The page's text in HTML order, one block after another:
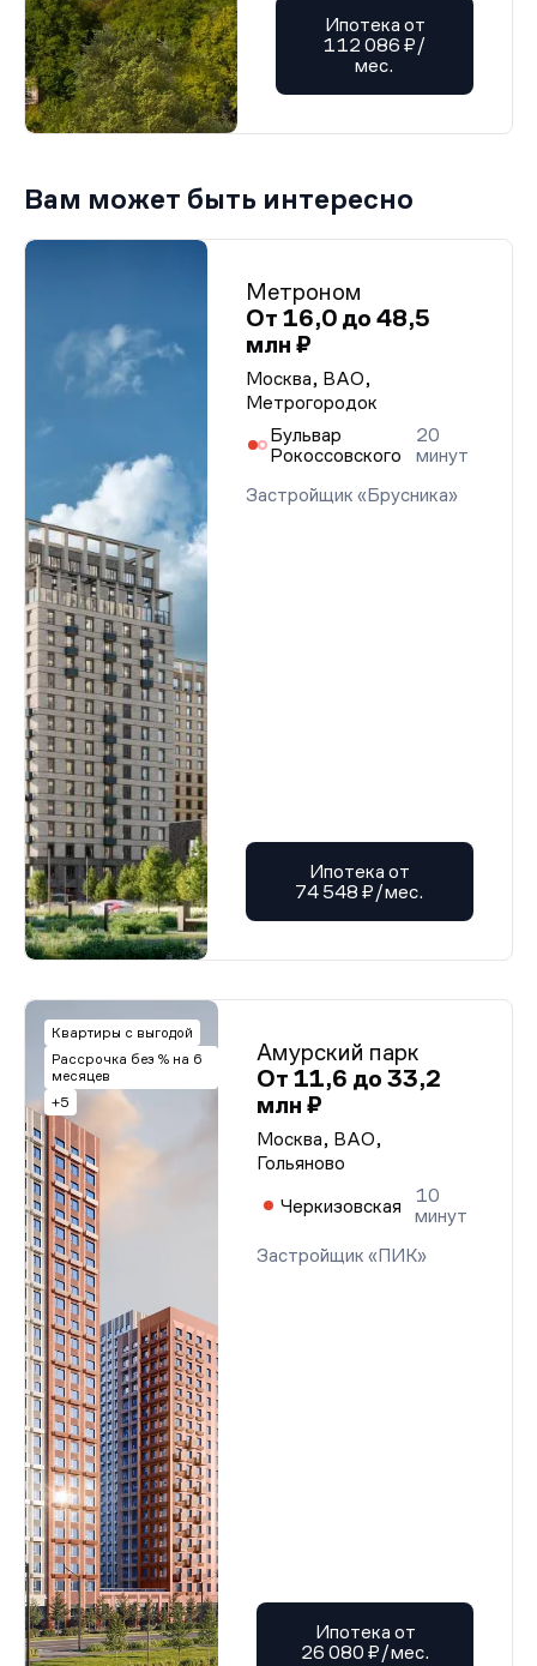
Ипотека от
112 086 ₽/
мес.
Вам может быть интересно
Метроном
От 16,0 до 48,5
млн ₽
Москва, ВАО,
Метрогородок
Бульвар
Рокоссовского
20
минут
Застройщик «Брусника»
Ипотека от
74 548 ₽/мес.
Квартиры с выгодой
Рассрочка без % на 6
месяцев
+5
Амурский парк
От 11,6 до 33,2
млн ₽
Москва, ВАО,
Гольяново
Черкизовская
10
минут
Застройщик «ПИК»
Ипотека от
26 080 ₽/мес.